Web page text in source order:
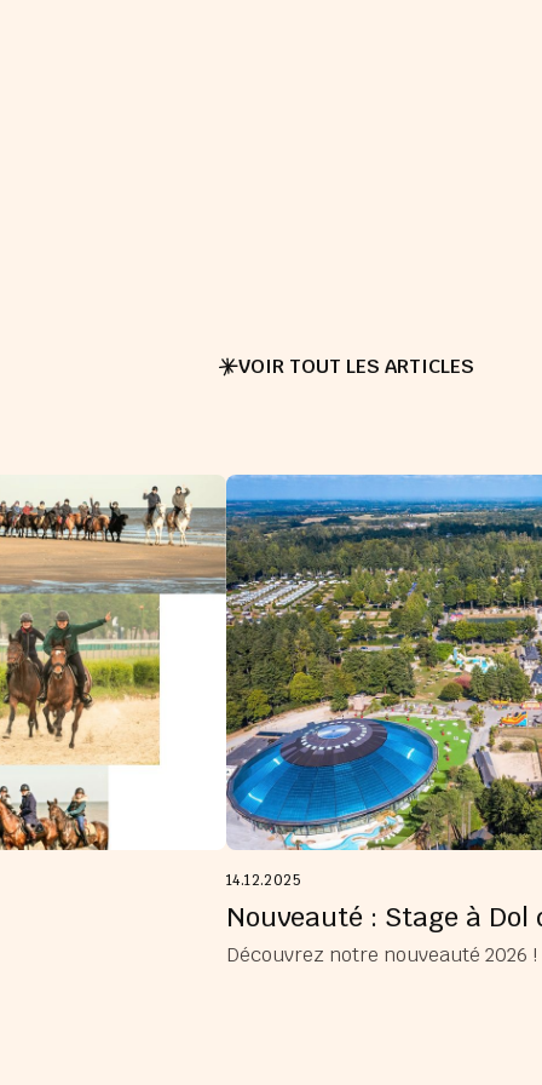
VOIR TOUT LES ARTICLES
14.12.2025
Nouveauté : Stage à Dol
Découvrez notre nouveauté 2026 !